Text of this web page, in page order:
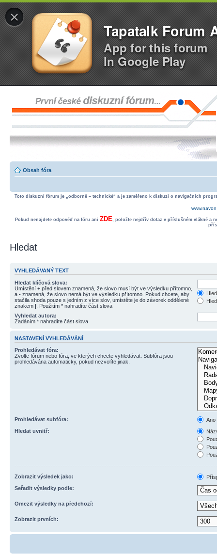
×
Tapatalk Forum
App for this forum
In Google Play
Obsah fóra
Toto diskuzní fórum je „odborně – technické“ a je zaměřeno k diskuzi o navigačních
Pokud nenajdete odpověď na fóru ani ZDE, položte nejdřív dotaz v příslušném vlákně a
Hledat
VYHLEDÁVANÝ TEXT
Hledat klíčová slova:
Umístění + před slovem znamená, že slovo musí být ve výsledku přítomno,
a - znamená, že slovo nemá být ve výsledku přítomno. Pokud chcete, aby
stačila shoda pouze s jedním z více slov, umístěte je do závorek oddělené
znakem | . Použitím * nahradíte část slova
Vyhledat autora:
Zadáním * nahradíte část slova
NASTAVENÍ VYHLEDÁVÁNÍ
Prohledávat fóra:
Zvolte fórum nebo fóra, ve kterých chcete vyhledávat. Subfóra jsou
prohledávána automaticky, pokud nezvolíte jinak.
Prohledávat subfóra:
Ano
Hledat uvnitř:
Zobrazit výsledek jako:
Seřadit výsledky podle:
Omezit výsledky na předchozí:
Zobrazit prvních: